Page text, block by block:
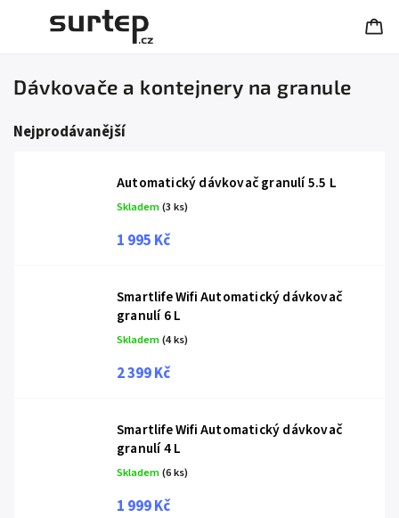
Dávkovače a kontejnery na granule
Nejprodávanější
Automatický dávkovač granulí 5.5 L
Skladem(3 ks)
1 995 Kč
Smartlife Wifi Automatický dávkovač
granulí 6 L
Skladem(4 ks)
2 399 Kč
Smartlife Wifi Automatický dávkovač
granulí 4 L
Skladem(6 ks)
1 999 Kč